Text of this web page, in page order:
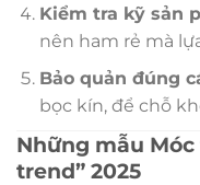
Kiểm tra kỹ sản
nên ham rẻ mà
Bảo quản đúng
bọc kín, để chỗ
Những mẫu
trend” 2025